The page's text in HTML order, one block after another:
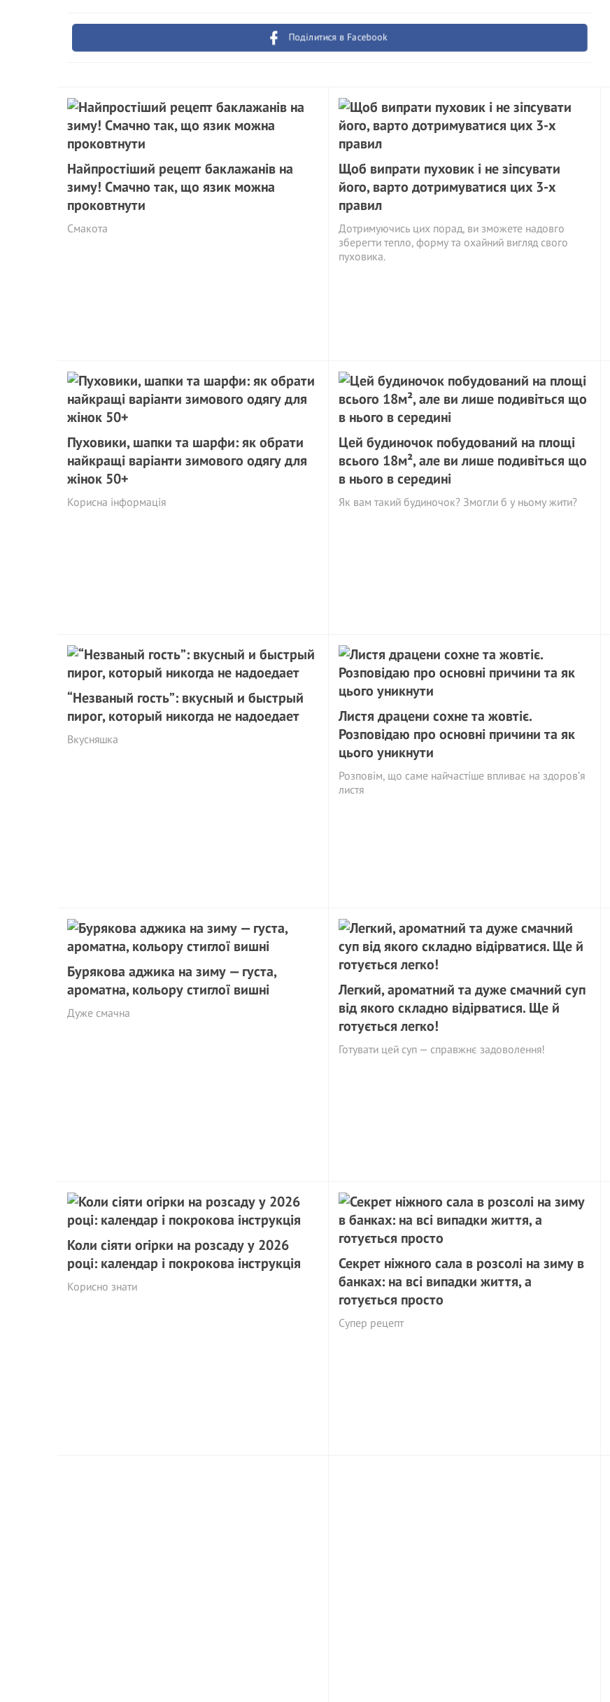
Поділитися в Facebook
Найпростіший рецепт баклажанів на
зиму! Смачно так, що язик можна
проковтнути
Смакота
Щоб випрати пуховик і не зіпсувати
його, варто дотримуватися цих 3-х
правил
Дотримуючись цих порад, ви зможете надовго
зберегти тепло, форму та охайний вигляд свого
пуховика.
Пуховики, шапки та шарфи: як обрати
найкращі варіанти зимового одягу для
жінок 50+
Корисна інформація
Цей будиночок побудований на площі
всього 18м², але ви лише подивіться що
в нього в середині
Як вам такий будиночок? Змогли б у ньому жити?
“Незваный гость”: вкусный и быстрый
пирог, который никогда не надоедает
Вкусняшка
Листя драцени сохне та жовтіє.
Розповідаю про основні причини та як
цього уникнути
Розповім, що саме найчастіше впливає на здоров’я
листя
Бурякова аджика на зиму — густа,
ароматна, кольору стиглої вишні
Дуже смачна
Легкий, ароматний та дуже смачний суп
від якого складно відірватися. Ще й
готується легко!
Готувати цей суп — справжнє задоволення!
Коли сіяти огірки на розсаду у 2026
році: календар і покрокова інструкція
Корисно знати
Секрет ніжного сала в розсолі на зиму в
банках: на всі випадки життя, а
готується просто
Супер рецепт